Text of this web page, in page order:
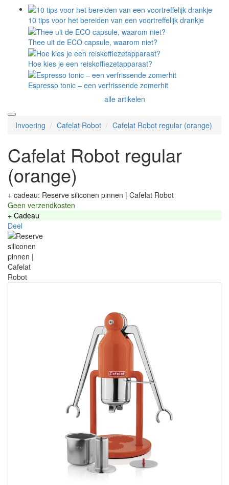
10 tips voor het bereiden van een voortreffelijk drankje
Thee uit de ECO capsule, waarom niet?
Hoe kies je een reiskoffiezetapparaat?
Espresso tonic – een verfrissende zomerhit
alle artikelen
Invoering Cafelat Robot Cafelat Robot regular (orange)
Cafelat Robot regular
(orange)
+ cadeau: Reserve siliconen pinnen | Cafelat Robot
Geen verzendkosten
+ Cadeau
Deel